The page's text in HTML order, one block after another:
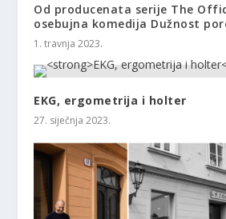
Od producenata serije The
osebujna komedija Dužnost
1. travnja 2023.
EKG, ergometrija i holter
27. siječnja 2023.